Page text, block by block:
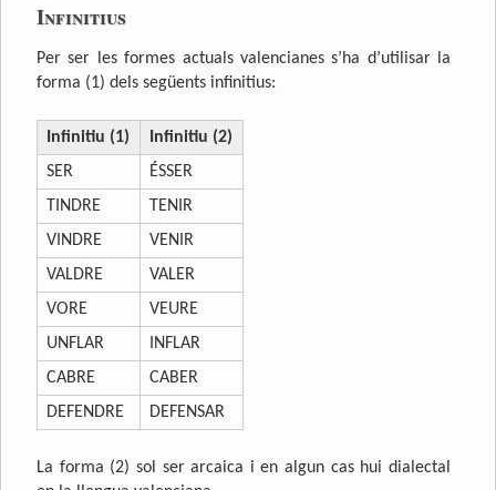
Infinitius
Per ser les formes actuals valencianes s’ha d’utilisar la
forma (1) dels següents infinitius:
Infinitiu (1)
Infinitiu (2)
SER
ÉSSER
TINDRE
TENIR
VINDRE
VENIR
VALDRE
VALER
VORE
VEURE
UNFLAR
INFLAR
CABRE
CABER
DEFENDRE
DEFENSAR
La forma (2) sol ser arcaica i en algun cas hui dialectal